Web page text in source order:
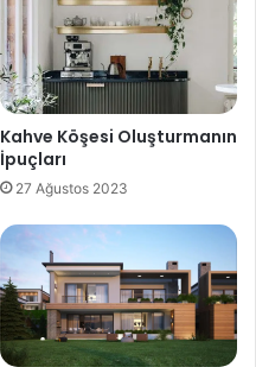
Kahve Köşesi Oluşturmanın
İpuçları
27 Ağustos 2023